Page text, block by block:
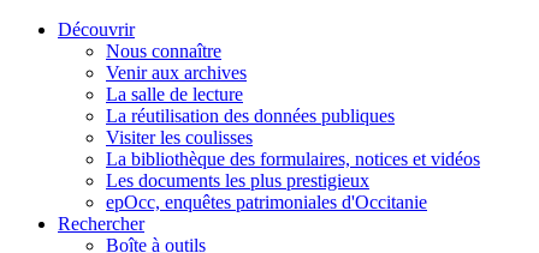
Découvrir
Nous connaître
Venir aux archives
La salle de lecture
La réutilisation des données publiques
Visiter les coulisses
La bibliothèque des formulaires, notices et vidéos
Les documents les plus prestigieux
epOcc, enquêtes patrimoniales d'Occitanie
Rechercher
Boîte à outils